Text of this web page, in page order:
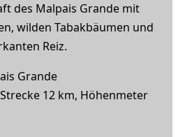
des Malpais Grande mit
wilden Tabakbäumen und
Reiz.
Grande
12 km, Höhenmeter